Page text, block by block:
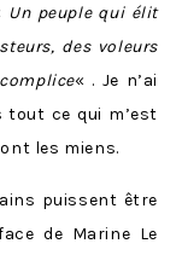
Un peuple qui élit
des voleurs
« . Je n’ai
tout ce qui m’est
les miens.
puissent être
de Marine Le